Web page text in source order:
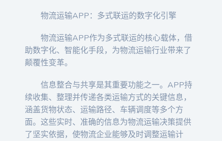
物流运输APP：多式联运的数字化引擎
物流运输APP作为多式联运的核心载体，借
助数字化、智能化手段，为物流运输行业带来了
颠覆性变革。
信息整合与共享是其重要功能之一。APP持
续收集、整理并传递各类运输方式的关键信息，
涵盖货物状态、运输路径、车辆调度等多个方
面。这些实时、准确的信息为物流运输决策提供
了坚实依据，使物流企业能够及时调整运输计